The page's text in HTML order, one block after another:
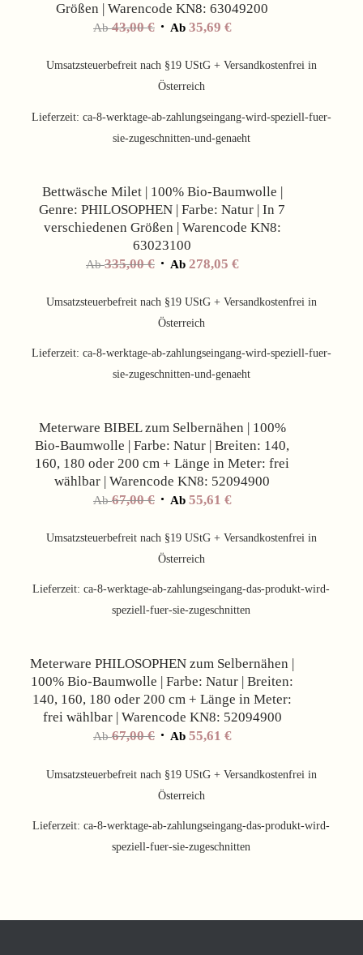
Größen | Warencode KN8: 63049200
Ab43,00€ Ab 35,69 €
Umsatzsteuerbefreit nach §19 UStG + Versandkostenfrei in
Österreich
Lieferzeit: ca-8-werktage-ab-zahlungseingang-wird-speziell-fuer-
sie-zugeschnitten-und-genaeht
Bettwäsche Milet | 100% Bio-Baumwolle |
Genre: PHILOSOPHEN | Farbe: Natur | In 7
verschiedenen Größen | Warencode KN8:
63023100
Ab335,00€ Ab 278,05 €
Umsatzsteuerbefreit nach §19 UStG + Versandkostenfrei in
Österreich
Lieferzeit: ca-8-werktage-ab-zahlungseingang-wird-speziell-fuer-
sie-zugeschnitten-und-genaeht
Meterware BIBEL zum Selbernähen | 100%
Bio-Baumwolle | Farbe: Natur | Breiten: 140,
160, 180 oder 200 cm + Länge in Meter: frei
wählbar | Warencode KN8: 52094900
Ab67,00€ Ab 55,61 €
Umsatzsteuerbefreit nach §19 UStG + Versandkostenfrei in
Österreich
Lieferzeit:ca-8-werktage-ab-zahlungseingang-das-produkt-wird-
speziell-fuer-sie-zugeschnitten
Meterware PHILOSOPHEN zum Selbernähen |
100% Bio-Baumwolle | Farbe: Natur | Breiten:
140, 160, 180 oder 200 cm + Länge in Meter:
frei wählbar | Warencode KN8: 52094900
Ab67,00€ Ab 55,61 €
Umsatzsteuerbefreit nach §19 UStG + Versandkostenfrei in
Österreich
Lieferzeit:ca-8-werktage-ab-zahlungseingang-das-produkt-wird-
speziell-fuer-sie-zugeschnitten